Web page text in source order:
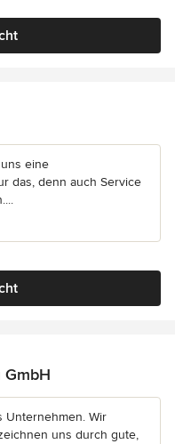
eine
das, denn auch Service
GmbH
Unternehmen. Wir
uns durch gute,